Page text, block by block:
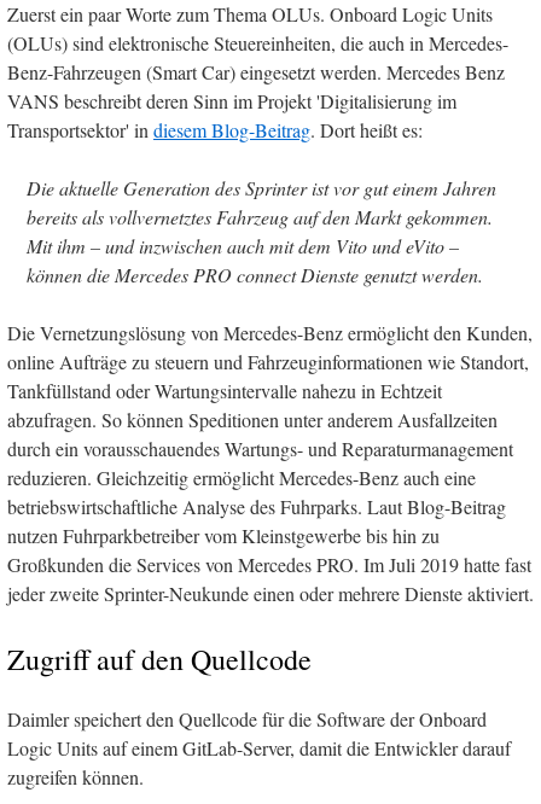
Zuerst ein paar Worte zum Thema OLUs. Onboard Logic Units
(OLUs) sind elektronische Steuereinheiten, die auch in Mercedes-
Benz-Fahrzeugen (Smart Car) eingesetzt werden. Mercedes Benz
VANS beschreibt deren Sinn im Projekt 'Digitalisierung im
Transportsektor' indiesem Blog-Beitrag. Dort heißt es:
Die aktuelle Generation des Sprinter ist vor gut einem Jahren
bereits als vollvernetztes Fahrzeug auf den Markt gekommen.
Mit ihm – und inzwischen auch mit dem Vito und eVito –
können die Mercedes PRO connect Dienste genutzt werden.
Die Vernetzungslösung von Mercedes-Benz ermöglicht den Kunden,
online Aufträge zu steuern und Fahrzeuginformationen wie Standort,
Tankfüllstand oder Wartungsintervalle nahezu in Echtzeit
abzufragen. So können Speditionen unter anderem Ausfallzeiten
durch ein vorausschauendes Wartungs- und Reparaturmanagement
reduzieren. Gleichzeitig ermöglicht Mercedes-Benz auch eine
betriebswirtschaftliche Analyse des Fuhrparks. Laut Blog-Beitrag
nutzen Fuhrparkbetreiber vom Kleinstgewerbe bis hin zu
Großkunden die Services von Mercedes PRO. Im Juli 2019 hatte fast
jeder zweite Sprinter-Neukunde einen oder mehrere Dienste aktiviert.
Zugriff auf den Quellcode
Daimler speichert den Quellcode für die Software der Onboard
Logic Units auf einem GitLab-Server, damit die Entwickler darauf
zugreifen können.